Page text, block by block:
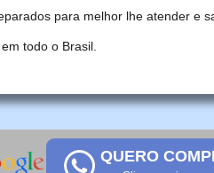
para melhor lhe atender e
todo o Brasil.
QUERO